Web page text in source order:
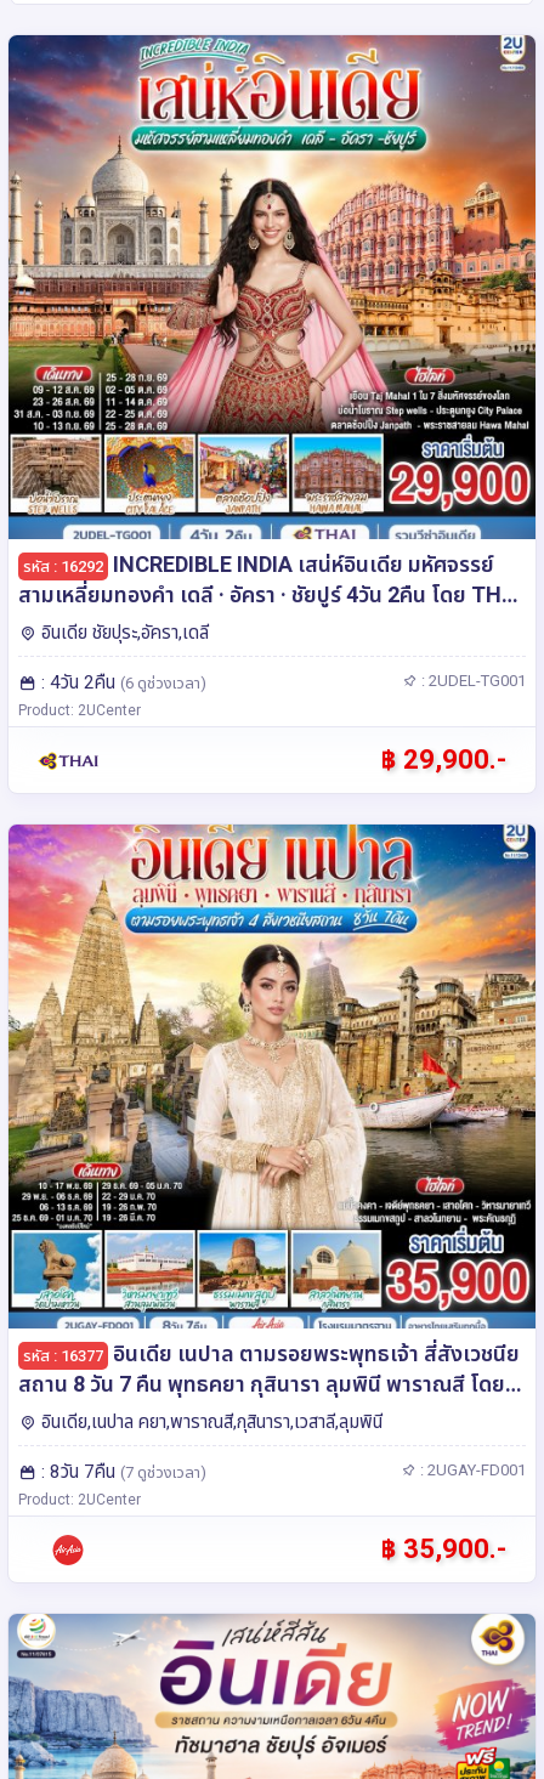
รหัส : 16292 INCREDIBLE INDIA เสน่ห์อินเดีย มหัศจรรย์
สามเหลี่ยมทองคำ เดลี · อัครา · ชัยปูร์ 4วัน 2คืน โดย THAI
AIRWAYS (TG)
อินเดีย ชัยปุระ,อัครา,เดลี
: 4วัน 2คืน (6 ดูช่วงเวลา) : 2UDEL-TG001
Product: 2UCenter
฿ 29,900.-
รหัส : 16377 อินเดีย เนปาล ตามรอยพระพุทธเจ้า สี่สังเวชนีย
สถาน 8 วัน 7 คืน พุทธคยา กุสินารา ลุมพินี พาราณสี โดย
สายการบิน AIR ASIA (FD)
อินเดีย,เนปาล คยา,พาราณสี,กุสินารา,เวสาลี,ลุมพินี
: 8วัน 7คืน (7 ดูช่วงเวลา) : 2UGAY-FD001
Product: 2UCenter
฿ 35,900.-